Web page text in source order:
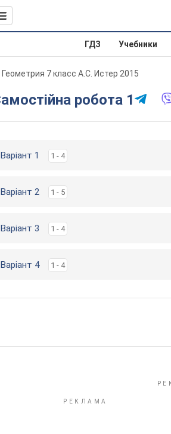
ГДЗ Учебники
Геометрия 7 класс А.С. Истер 2015
Самостійна робота 1
Варіант 1 1 - 4
Варіант 2 1 - 5
Варіант 3 1 - 4
Варіант 4 1 - 4